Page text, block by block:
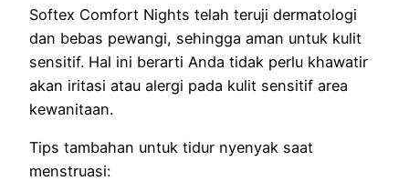
Softex Comfort Nights telah teruji dermatologi
dan bebas pewangi, sehingga aman untuk kulit
sensitif. Hal ini berarti Anda tidak perlu khawatir
akan iritasi atau alergi pada kulit sensitif area
kewanitaan.
Tips tambahan untuk tidur nyenyak saat
menstruasi: